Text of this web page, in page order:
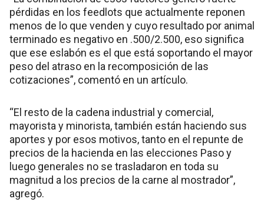
pérdidas en los feedlots que actualmente reponen
menos de lo que venden y cuyo resultado por animal
terminado es negativo en .500/2.500, eso significa
que ese eslabón es el que está soportando el mayor
peso del atraso en la recomposición de las
cotizaciones”, comentó en un artículo.
“El resto de la cadena industrial y comercial,
mayorista y minorista, también están haciendo sus
aportes y por esos motivos, tanto en el repunte de
precios de la hacienda en las elecciones Paso y
luego generales no se trasladaron en toda su
magnitud a los precios de la carne al mostrador”,
agregó.